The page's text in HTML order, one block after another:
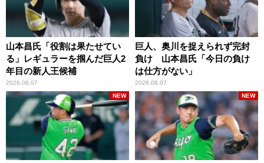
山本昌氏「役割は果たせてい
る」レギュラーを掴んだ巨人2
年目の新人王候補
2026.08.07
巨人、奥川を捉えられず完封
負け 山本昌氏「今日の負け
は仕方がない」
2026.08.07
NEW NEW